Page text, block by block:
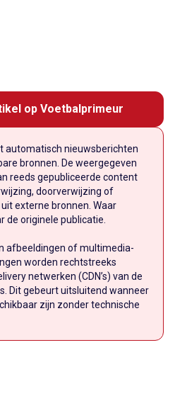
op Voetbalprimeur
automatisch nieuwsberichten
bronnen. De weergegeven
reeds gepubliceerde content
doorverwijzing of
externe bronnen. Waar
de originele publicatie.
afbeeldingen of multimedia-
worden rechtstreeks
netwerken (CDN’s) van de
Dit gebeurt uitsluitend wanneer
zijn zonder technische